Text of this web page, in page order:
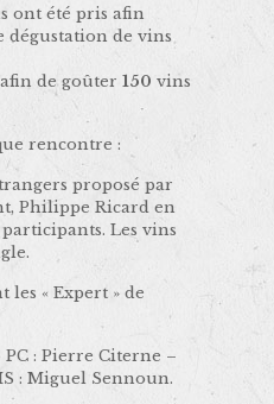
ont été pris afin
dégustation de vins
afin de goûter150 vins
rencontre :
proposé par
Philippe Ricard en
Les vins
les « Expert » de
: Pierre Citerne –
: Miguel Sennoun.